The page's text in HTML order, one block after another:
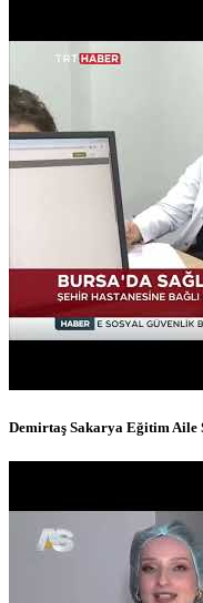
Demirtaş Sakarya Eğitim Aile